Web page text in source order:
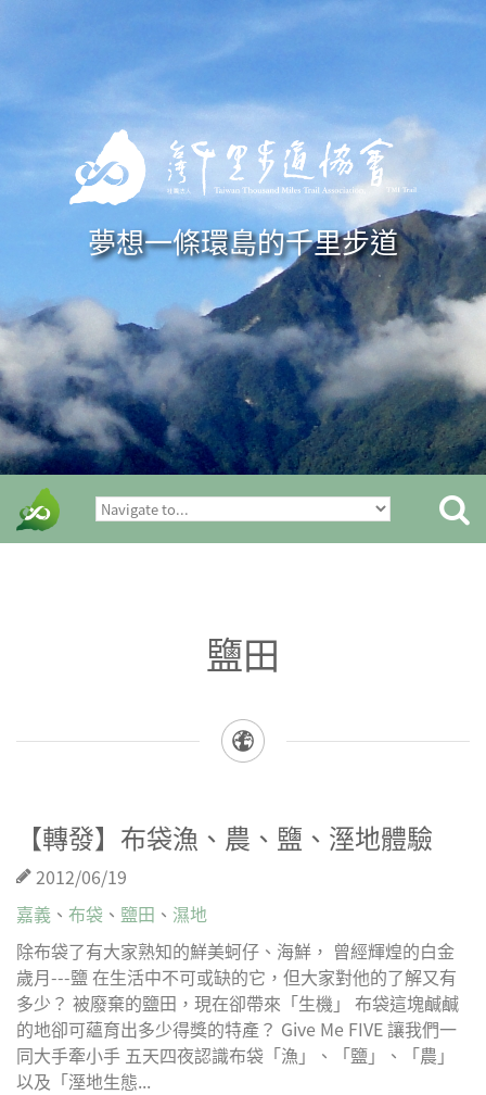
夢想一條環島的千里步道
鹽田
【轉發】布袋漁、農、鹽、溼地體驗
2012/06/19
嘉義 、 布袋 、 鹽田 、 濕地
除布袋了有大家熟知的鮮美蚵仔、海鮮， 曾經輝煌的白金
歲月---鹽 在生活中不可或缺的它，但大家對他的了解又有
多少？ 被廢棄的鹽田，現在卻帶來「生機」 布袋這塊鹹鹹
的地卻可蘊育出多少得獎的特產？ Give Me FIVE 讓我們一
同大手牽小手 五天四夜認識布袋「漁」、「鹽」、「農」
以及「溼地生態...